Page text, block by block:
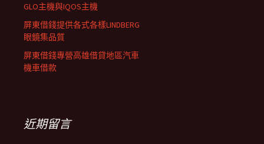
GLO主機與IQOS主機
屏東借錢提供各式各樣LINDBERG
眼鏡集品質
屏東借錢專營高雄借貸地區汽車
機車借款
近期留言